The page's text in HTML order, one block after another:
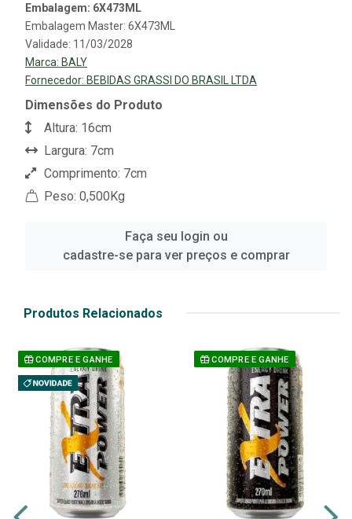
Embalagem: 6X473ML
Embalagem Master: 6X473ML
Validade: 11/03/2028
Marca: BALY
Fornecedor: BEBIDAS GRASSI DO BRASIL LTDA
Dimensões do Produto
Altura: 16cm
Largura: 7cm
Comprimento: 7cm
Peso: 0,500Kg
Faça seu login ou
cadastre-se para ver preços e comprar
Produtos Relacionados
COMPRE E GANHE COMPRE E GANHE